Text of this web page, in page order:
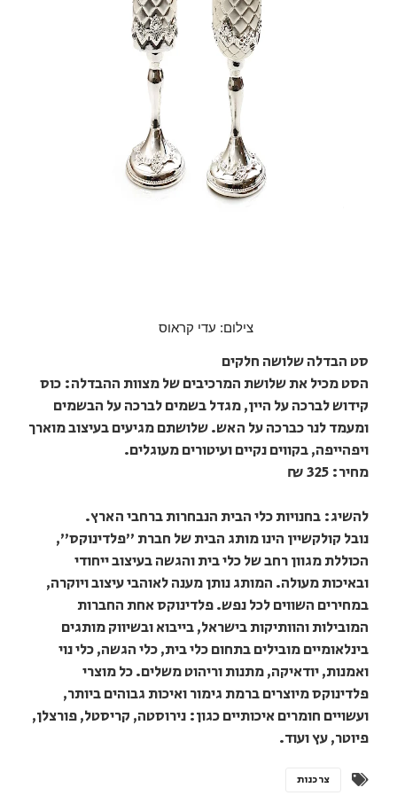
צילום: עדי קראוס
סט הבדלה שלושה חלקים
הסט מכיל את שלושת המרכיבים של מצוות ההבדלה: כוס
קידוש לברכה על היין, מגדל בשמים לברכה על הבשמים
ומעמד לנר כברכה על האש. שלושתם מגיעים בעיצוב מוארך
ויפהייפה, בקווים נקיים ועיטורים מעוגלים.
מחיר: 325 ₪
להשיג: בחנויות כלי הבית הנבחרות ברחבי הארץ.
נובל קולקשיין הינו מותג הבית של חברת "פלדינוקס",
הכוללת מגוון רחב של כלי בית והגשה בעיצוב ייחודי
ובאיכות מעולה. המותג נותן מענה לאוהבי עיצוב ויוקרה,
במחירים השווים לכל נפש. פלדינוקס אחת החברות
המובילות והוותיקות בישראל, בייבוא ובשיווק מותגים
בינלאומיים מובילים בתחום כלי בית, כלי הגשה, כלי נוי
ואמנות, יודאיקה, מתנות וריהוט משלים. כל מוצרי
פלדינוקס מיוצרים ברמת גימור ואיכות גבוהים ביותר,
ועשויים חומרים איכותיים כגון: נירוסטה, קריסטל, פורצלן,
פיוטר, עץ ועוד.
צרכנות